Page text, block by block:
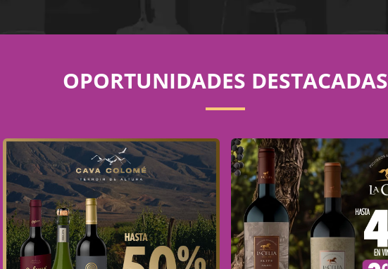
OPORTUNIDADES DESTACADAS